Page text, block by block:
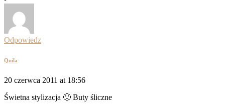
Odpowiedz
Quila
20 czerwca 2011 at 18:56
Świetna stylizacja 🙂 Buty śliczne